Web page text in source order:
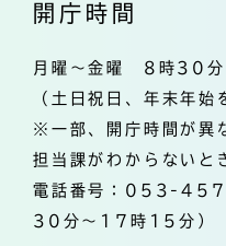
開庁時間
月曜～金曜 8時30
（土日祝日、年末年始
※一部、開庁時間が異
担当課がわからない
電話番号：053-
30分～17時15分）